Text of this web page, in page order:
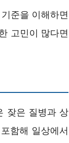
준을 이해하면
고민이 많다면
잦은 질병과 상
함해 일상에서